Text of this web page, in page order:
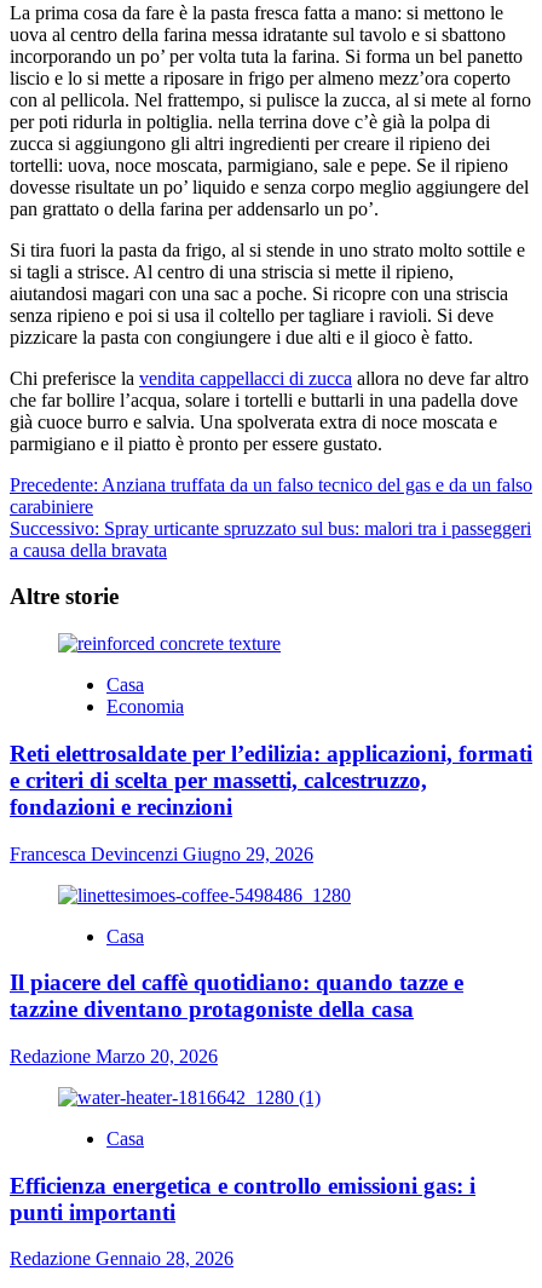
La prima cosa da fare è la pasta fresca fatta a mano: si mettono le
uova al centro della farina messa idratante sul tavolo e si sbattono
incorporando un po’ per volta tuta la farina. Si forma un bel panetto
liscio e lo si mette a riposare in frigo per almeno mezz’ora coperto
con al pellicola. Nel frattempo, si pulisce la zucca, al si mete al forno
per poti ridurla in poltiglia. nella terrina dove c’è già la polpa di
zucca si aggiungono gli altri ingredienti per creare il ripieno dei
tortelli: uova, noce moscata, parmigiano, sale e pepe. Se il ripieno
dovesse risultate un po’ liquido e senza corpo meglio aggiungere del
pan grattato o della farina per addensarlo un po’.
Si tira fuori la pasta da frigo, al si stende in uno strato molto sottile e
si tagli a strisce. Al centro di una striscia si mette il ripieno,
aiutandosi magari con una sac a poche. Si ricopre con una striscia
senza ripieno e poi si usa il coltello per tagliare i ravioli. Si deve
pizzicare la pasta con congiungere i due alti e il gioco è fatto.
Chi preferisce la vendita cappellacci di zucca allora no deve far altro
che far bollire l’acqua, solare i tortelli e buttarli in una padella dove
già cuoce burro e salvia. Una spolverata extra di noce moscata e
parmigiano e il piatto è pronto per essere gustato.
Navigazione
articolo
Precedente: Anziana truffata da un falso tecnico del gas e da un falso
carabiniere
Successivo: Spray urticante spruzzato sul bus: malori tra i passeggeri
a causa della bravata
Altre storie
Casa
Economia
Reti elettrosaldate per l’edilizia: applicazioni, formati
e criteri di scelta per massetti, calcestruzzo,
fondazioni e recinzioni
Francesca Devincenzi Giugno 29, 2026
Casa
Il piacere del caffè quotidiano: quando tazze e
tazzine diventano protagoniste della casa
Redazione Marzo 20, 2026
Casa
Efficienza energetica e controllo emissioni gas: i
punti importanti
Redazione Gennaio 28, 2026